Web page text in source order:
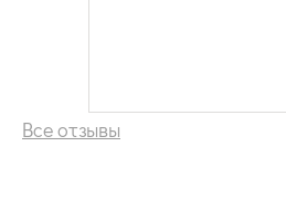
Все отзывы